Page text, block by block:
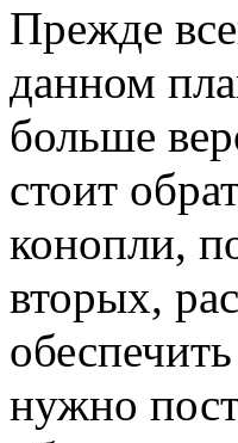
Прежде
данном
больше
стоит
конопли,
вторых,
нужно